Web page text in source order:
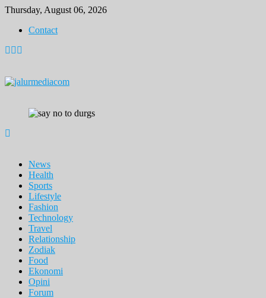
Skip
content
Thursday, August 06, 2026
Contact
News
Health
Sports
Lifestyle
Fashion
Technology
Travel
Relationship
Zodiak
Food
Ekonomi
Opini
Forum